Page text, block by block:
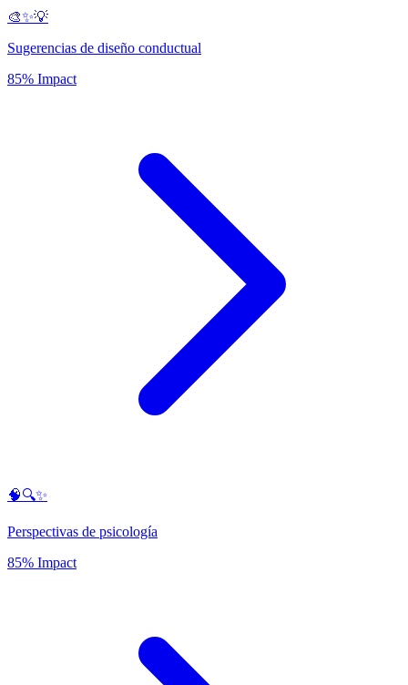
🎨✨💡
Sugerencias de diseño conductual
85% Impact
🧠🔍✨
Perspectivas de psicología
85% Impact